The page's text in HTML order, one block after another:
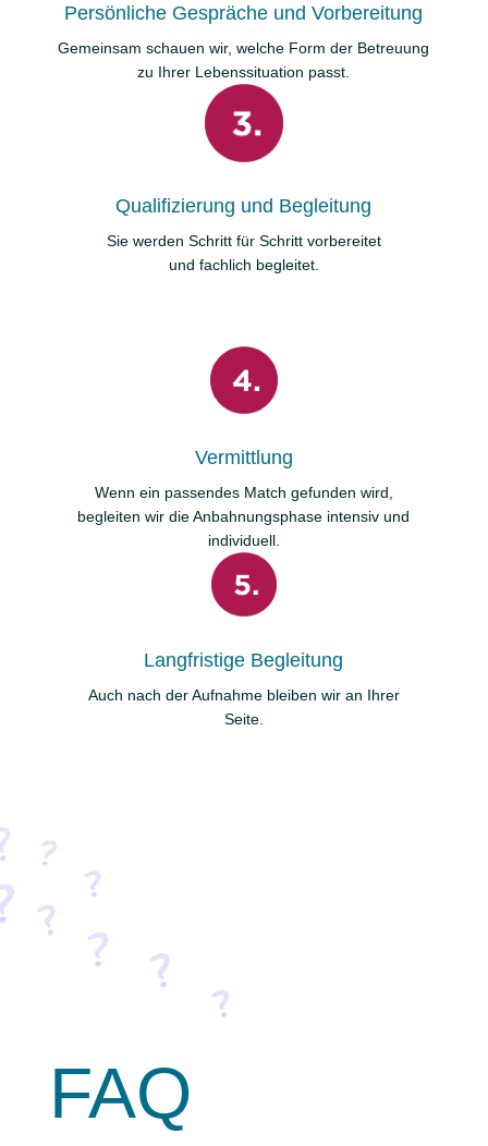
Persönliche Gespräche und Vorbereitung
Gemeinsam schauen wir, welche Form der Betreuung
zu Ihrer Lebenssituation passt.
Qualifizierung und Begleitung
Sie werden Schritt für Schritt vorbereitet
und fachlich begleitet.
Vermittlung
Wenn ein passendes Match gefunden wird,
begleiten wir die Anbahnungsphase intensiv und
individuell.
Langfristige Begleitung
Auch nach der Aufnahme bleiben wir an Ihrer
Seite.
FAQ